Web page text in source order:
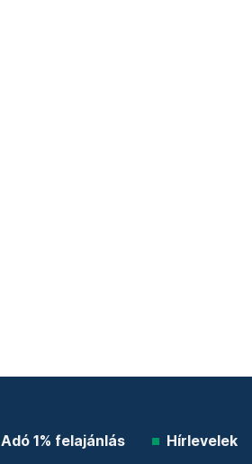
Adó 1% felajánlás Hírlevelek